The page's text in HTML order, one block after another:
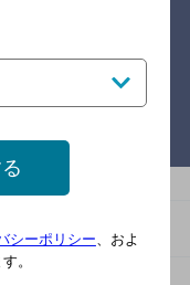
シーポリシー、およ
。